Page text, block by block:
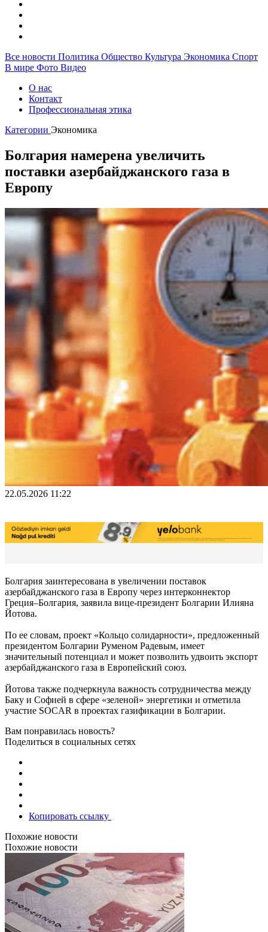
Все новости Политика Общество Культура Экономика Спорт
В мире Фото Видео
О нас
Контакт
Профессиональная этика
Категории Экономика
Болгария намерена увеличить
поставки азербайджанского газа в
Европу
22.05.2026 11:22
Болгария заинтересована в увеличении поставок
азербайджанского газа в Европу через интерконнектор
Греция–Болгария, заявила вице-президент Болгарии Илияна
Йотова.
По ее словам, проект «Кольцо солидарности», предложенный
президентом Болгарии Руменом Радевым, имеет
значительный потенциал и может позволить удвоить экспорт
азербайджанского газа в Европейский союз.
Йотова также подчеркнула важность сотрудничества между
Баку и Софией в сфере «зеленой» энергетики и отметила
участие SOCAR в проектах газификации в Болгарии.
Вам понравилась новость?
Поделиться в социальных сетях
Копировать ссылку
Похожие новости
Похожие новости